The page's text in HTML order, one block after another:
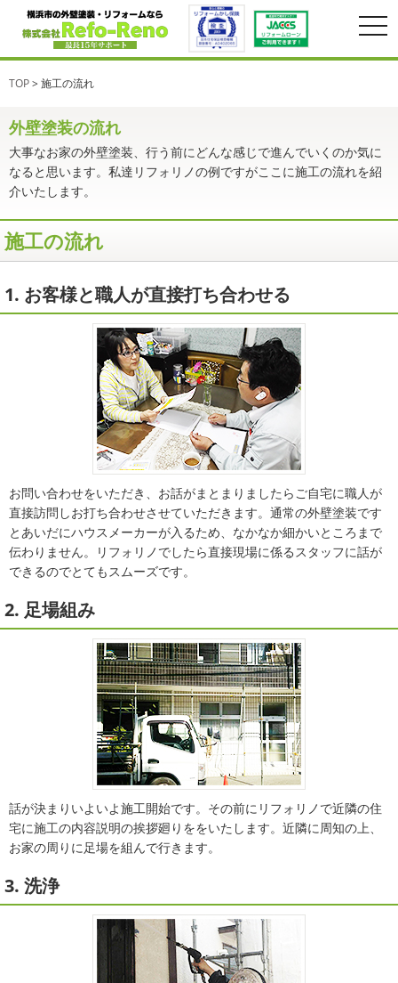
TOP>施工の流れ
大事なお家の外壁塗装、行う前にどんな感じで進んでいくのか気に
なると思います。私達リフォリノの例ですがここに施工の流れを紹
介いたします。
施工の流れ
1. お客様と職人が直接打ち合わせる
お問い合わせをいただき、お話がまとまりましたらご自宅に職人が
直接訪問しお打ち合わせさせていただきます。通常の外壁塗装です
とあいだにハウスメーカーが入るため、なかなか細かいところまで
伝わりません。リフォリノでしたら直接現場に係るスタッフに話が
できるのでとてもスムーズです。
2. 足場組み
話が決まりいよいよ施工開始です。その前にリフォリノで近隣の住
宅に施工の内容説明の挨拶廻りををいたします。近隣に周知の上、
お家の周りに足場を組んで行きます。
3. 洗浄